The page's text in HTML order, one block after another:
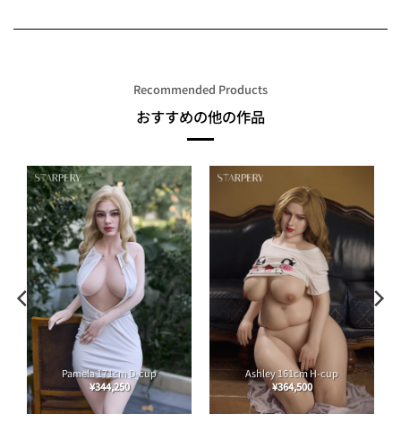
Recommended Products
おすすめの他の作品
Pamela 171cm D-cup
¥344,250
Ashley 161cm H-cup
¥364,500